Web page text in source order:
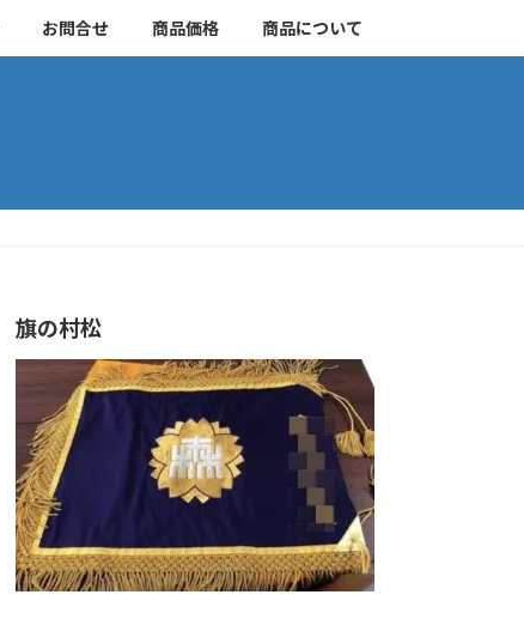
お問合せ 商品価格 商品について
旗の村松